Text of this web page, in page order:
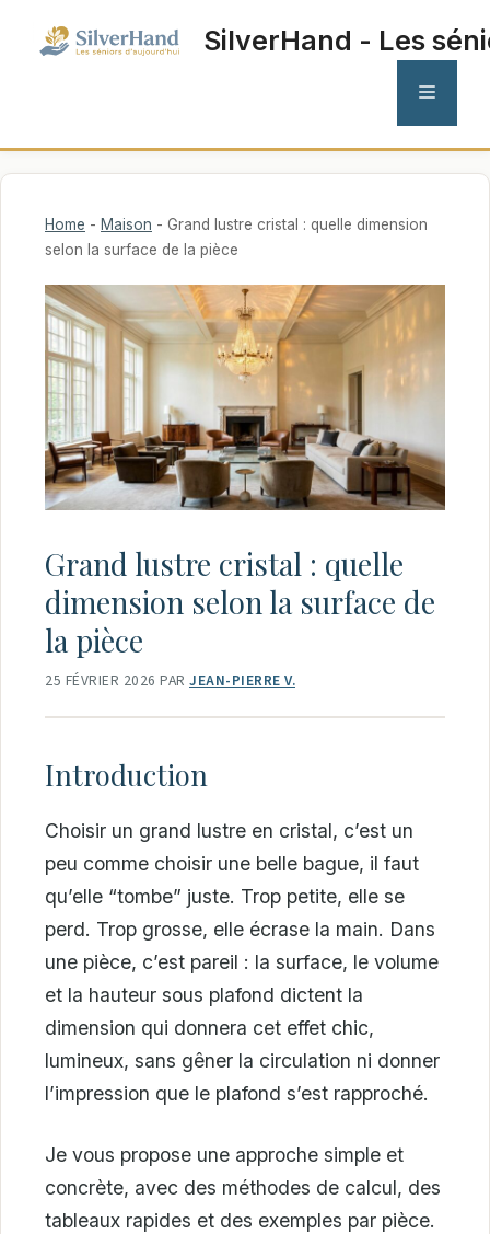
SilverHand - Les
MENU
Home - Maison - Grand lustre cristal : quelle dimension
selon la surface de la pièce
Grand lustre cristal : quelle
dimension selon la surface de
la pièce
25 FÉVRIER 2026 PAR JEAN-PIERRE V.
Introduction
Choisir un grand lustre en cristal, c’est un
peu comme choisir une belle bague, il faut
qu’elle “tombe” juste. Trop petite, elle se
perd. Trop grosse, elle écrase la main. Dans
une pièce, c’est pareil : la surface, le volume
et la hauteur sous plafond dictent la
dimension qui donnera cet effet chic,
lumineux, sans gêner la circulation ni donner
l’impression que le plafond s’est rapproché.
Je vous propose une approche simple et
concrète, avec des méthodes de calcul, des
tableaux rapides et des exemples par pièce.